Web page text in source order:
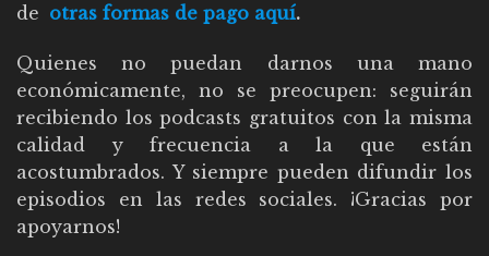
de otras formas de pago aquí.
Quienes no puedan darnos una mano
económicamente, no se preocupen: seguirán
recibiendo los podcasts gratuitos con la misma
calidad y frecuencia a la que están
acostumbrados. Y siempre pueden difundir los
episodios en las redes sociales. ¡Gracias por
apoyarnos!